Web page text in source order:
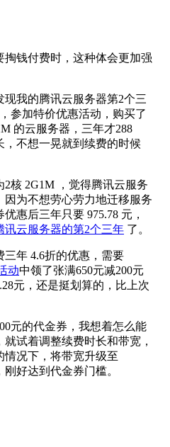
钱付费时，这种体会更加强
我的腾讯云服务器第2个三
参加特价优惠活动，购买了
的云服务器，三年才288
，不想一晃就到续费的时候
2核 2G1M ，觉得腾讯云服务
为不想劳心劳力地迁移服务
惠后三年只要 975.78 元，
讯云服务器的第2个三年 了。
年 4.6折的优惠，需要
动中领了张满650元减200元
元，还是挺划算的，比上次
元的代金券，我想着怎么能
试着调整续费时长和带宽，
情况下，将带宽升级至
刚好达到代金券门槛。